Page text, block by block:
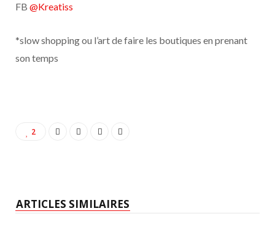
FB @Kreatiss
*slow shopping ou l’art de faire les boutiques en prenant
son temps
2
ARTICLES SIMILAIRES